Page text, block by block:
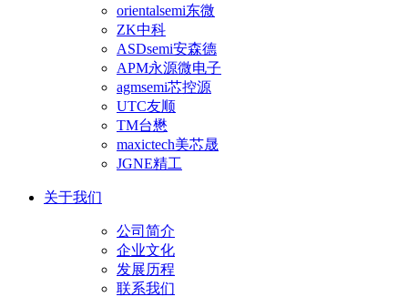
orientalsemi东微
ZK中科
ASDsemi安森德
APM永源微电子
agmsemi芯控源
UTC友顺
TM台懋
maxictech美芯晟
JGNE精工
关于我们
公司简介
企业文化
发展历程
联系我们